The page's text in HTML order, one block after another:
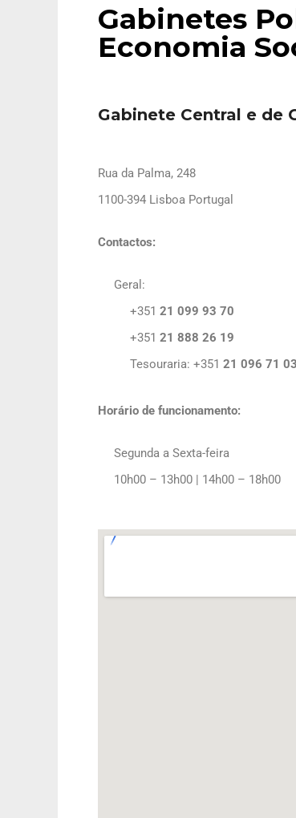
Gabinetes
Economia
Gabinete Central e de
Rua da Palma, 248
1100-394 Lisboa Portugal
Contactos:
Geral:
+351 21 099 93 70
+351 21 888 26 19
Tesouraria: +351 21 096 71 03
Horário de funcionamento:
Segunda a Sexta-feira
10h00 – 13h00 | 14h00 – 18h00